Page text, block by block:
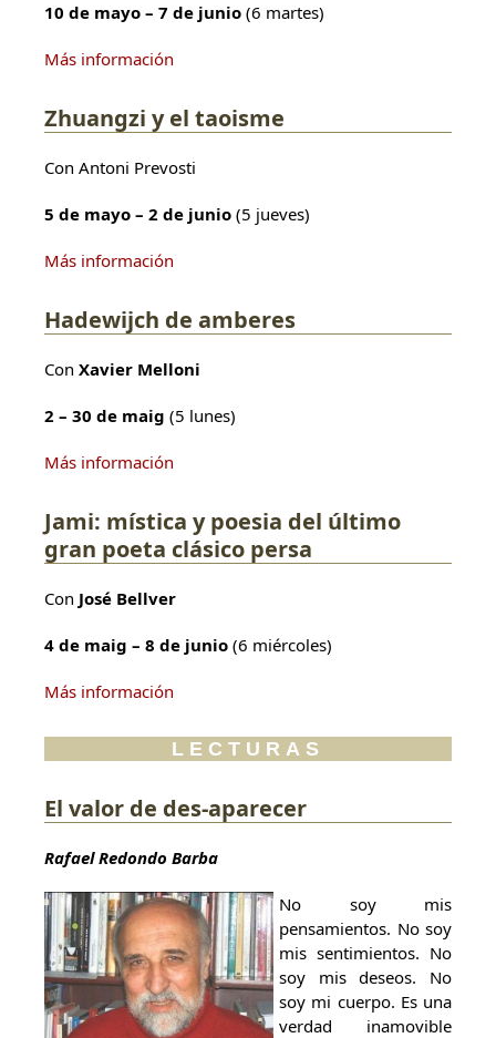
10 de mayo – 7 de junio (6 martes)
Más información
Zhuangzi y el taoisme
Con Antoni Prevosti
5 de mayo – 2 de junio (5 jueves)
Más información
Hadewijch de amberes
Con Xavier Melloni
2 – 30 de maig (5 lunes)
Más información
Jami: mística y poesia del último
gran poeta clásico persa
Con José Bellver
4 de maig – 8 de junio (6 miércoles)
Más información
LECTURAS
El valor de des-aparecer
Rafael Redondo Barba
No soy mis
pensamientos. No soy
mis sentimientos. No
soy mis deseos. No
soy mi cuerpo. Es una
verdad inamovible